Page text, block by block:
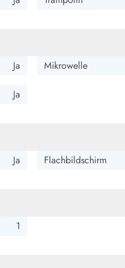
Ja Mikrowelle
Ja
Ja Flachbildschirm
1